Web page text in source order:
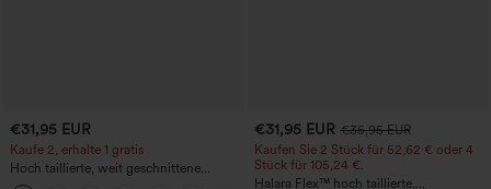
€31,95 EUR
Kaufe 2, erhalte 1 gratis
Hoch taillierte, weit geschnittene
Freizeithose aus Leinenmischung mit
€31,95 EUR €35,95 EUR
Kaufen Sie 2 Stück für 52,62 € oder 4
Stück für 105,24 €.
Halara Flex™ hoch taillierte,